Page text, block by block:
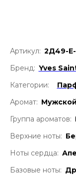
Артикул: 2Д49-Е-
Бренд: Yves
Категории:
Аромат: Мужской
Группа ароматов:
Верхние ноты:
Ноты сердца:
Базовые ноты: